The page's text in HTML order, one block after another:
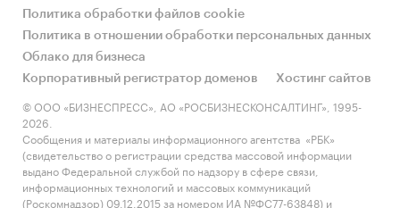
Политика обработки файлов cookie
Политика в отношении обработки персональных данных
Облако для бизнеса
Корпоративный регистратор доменов
Хостинг сайтов
© ООО «БИЗНЕСПРЕСС», АО «РОСБИЗНЕСКОНСАЛТИНГ», 1995-
2026.
Сообщения и материалы информационного агентства «РБК»
(свидетельство о регистрации средства массовой информации
выдано Федеральной службой по надзору в сфере связи,
информационных технологий и массовых коммуникаций
(Роскомнадзор) 09.12.2015 за номером ИА №ФС77-63848) и